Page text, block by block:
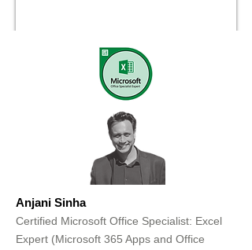
Anjani Sinha
Certified Microsoft Office Specialist: Excel
Expert (Microsoft 365 Apps and Office